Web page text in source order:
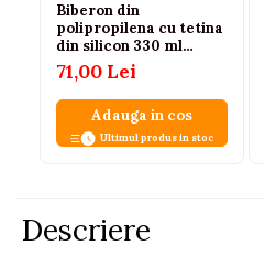
Biberon din
polipropilena cu tetina
din silicon 330 ml
Chicco Natural Feeling
153756, Albastru
71,00 Lei
Adauga in cos
Ultimul produs in stoc
Descriere